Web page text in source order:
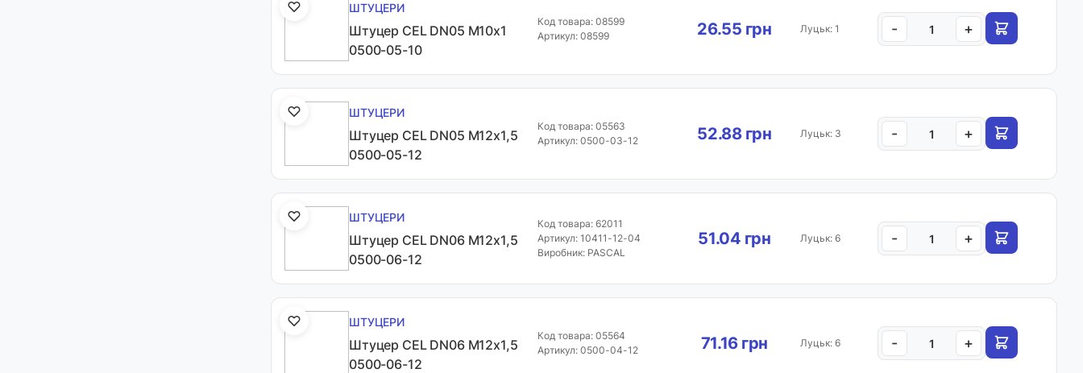
ШТУЦЕРИ
Штуцер CEL DN05 М10х1
0500-05-10
Код товара: 08599
Артикул: 08599
26.55 грн Луцьк: 1 - +
ШТУЦЕРИ
Штуцер CEL DN05 М12х1,5
0500-05-12
Код товара: 05563
Артикул: 0500-03-12
52.88 грн Луцьк: 3 - +
ШТУЦЕРИ
Штуцер CEL DN06 М12х1,5
0500-06-12
Код товара: 62011
Артикул: 10411-12-04
Виробник: PASCAL
51.04 грн Луцьк: 6 - +
ШТУЦЕРИ
Штуцер CEL DN06 М12х1,5
0500-06-12
Код товара: 05564
Артикул: 0500-04-12
71.16 грн Луцьк: 6 - +